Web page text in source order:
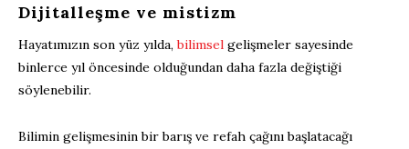
Dijitalleşme ve mistizm
Hayatımızın son yüz yılda,bilimsel gelişmeler sayesinde
binlerce yıl öncesinde olduğundan daha fazla değiştiği
söylenebilir.
Bilimin gelişmesinin bir barış ve refah çağını başlatacağı